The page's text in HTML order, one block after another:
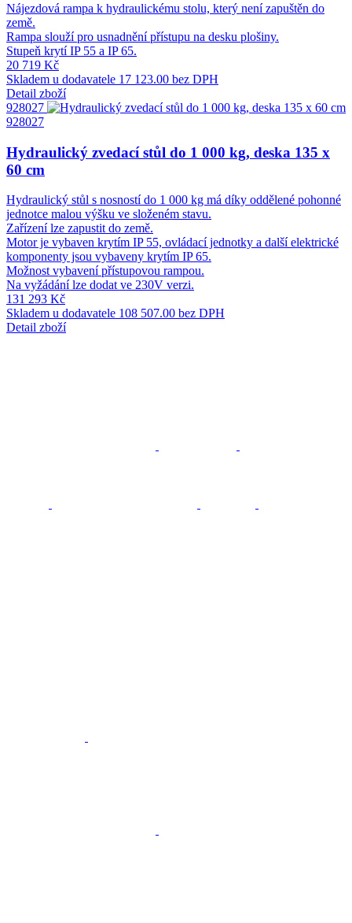
Nájezdová rampa k hydraulickému stolu, který není zapuštěn do
země.
Rampa slouží pro usnadnění přístupu na desku plošiny.
Stupeň krytí IP 55 a IP 65.
20 719 Kč
Skladem u dodavatele 17 123.00 bez DPH
Detail zboží
928027
928027
Hydraulický zvedací stůl do 1 000 kg, deska 135 x
60 cm
Hydraulický stůl s nosností do 1 000 kg má díky oddělené pohonné
jednotce malou výšku ve složeném stavu.
Zařízení lze zapustit do země.
Motor je vybaven krytím IP 55, ovládací jednotky a další elektrické
komponenty jsou vybaveny krytím IP 65.
Možnost vybavení přístupovou rampou.
Na vyžádání lze dodat ve 230V verzi.
131 293 Kč
Skladem u dodavatele 108 507.00 bez DPH
Detail zboží